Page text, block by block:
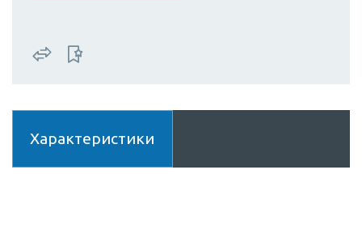
Характеристики